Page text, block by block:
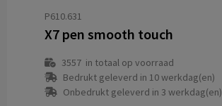
P610.631
X7 pen smooth touch
3557in totaal op voorraad
Bedrukt geleverd in 10 werkdag(en)
Onbedrukt geleverd in 3 werkdag(en)